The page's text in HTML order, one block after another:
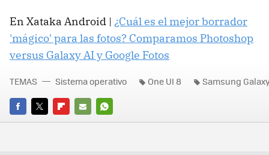
En Xataka Android | ¿Cuál es el mejor borrador
'mágico' para las fotos? Comparamos Photoshop
versus Galaxy AI y Google Fotos
FACEBOOK
TWITTERFLIPBOARD
E-
WHATSAPP
TEMAS Sistema operativo One UI 8 Samsung